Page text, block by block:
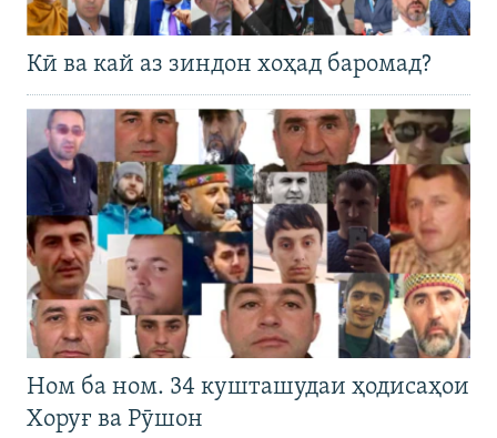
Кӣ ва кай аз зиндон хоҳад баромад?
Ном ба ном. 34 кушташудаи ҳодисаҳои
Хоруғ ва Рӯшон